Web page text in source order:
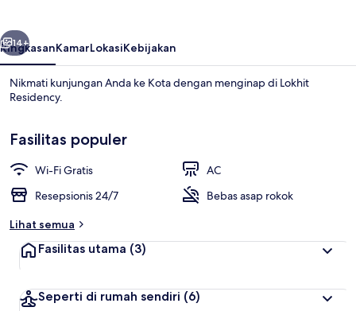
Berikutnya
14+
RingkasanKamarLokasiKebijakan
Nikmati kunjungan Anda ke Kota dengan menginap di Lokhit
Residency.
Fasilitas populer
Wi-Fi Gratis
AC
Resepsionis 24/7
Bebas asap rokok
Lihat semua
Fasilitas utama (3)
Seperti di rumah sendiri (6)